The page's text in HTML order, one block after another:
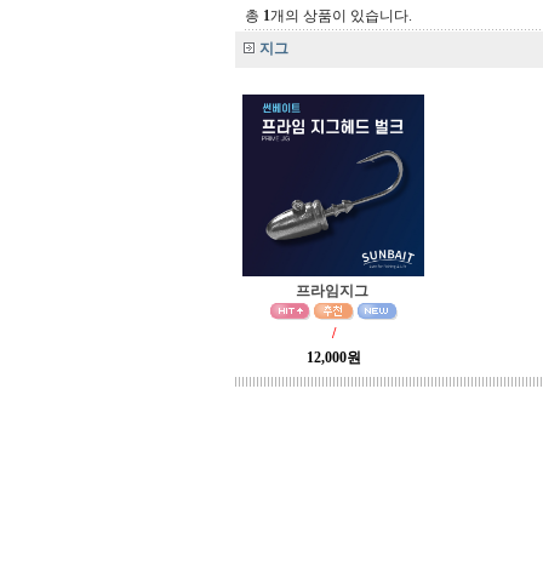
총 1개의 상품이 있습니다.
지그
프라임지그
/
12,000원